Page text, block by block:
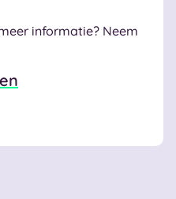
informatie? Neem